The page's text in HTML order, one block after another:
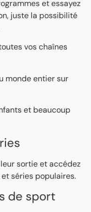
et essayez
juste la possibilité
vos chaînes
monde entier sur
et beaucoup
sortie et accédez
séries populaires.
de sport